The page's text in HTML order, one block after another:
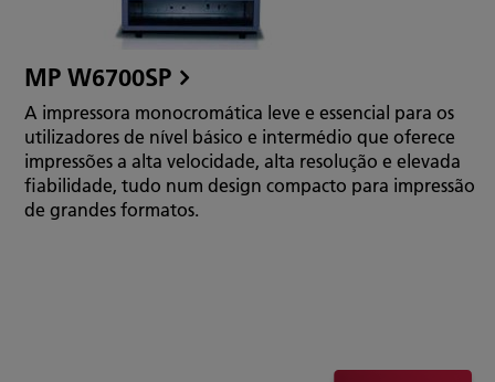
MP W6700SP
A impressora monocromática leve e essencial para os
utilizadores de nível básico e intermédio que oferece
impressões a alta velocidade, alta resolução e elevada
fiabilidade, tudo num design compacto para impressão
de grandes formatos.